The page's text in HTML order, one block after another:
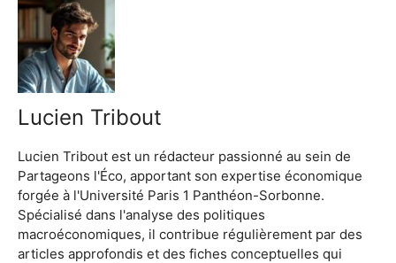
Lucien Tribout
Lucien Tribout est un rédacteur passionné au sein de
Partageons l'Éco, apportant son expertise économique
forgée à l'Université Paris 1 Panthéon-Sorbonne.
Spécialisé dans l'analyse des politiques
macroéconomiques, il contribue régulièrement par des
articles approfondis et des fiches conceptuelles qui